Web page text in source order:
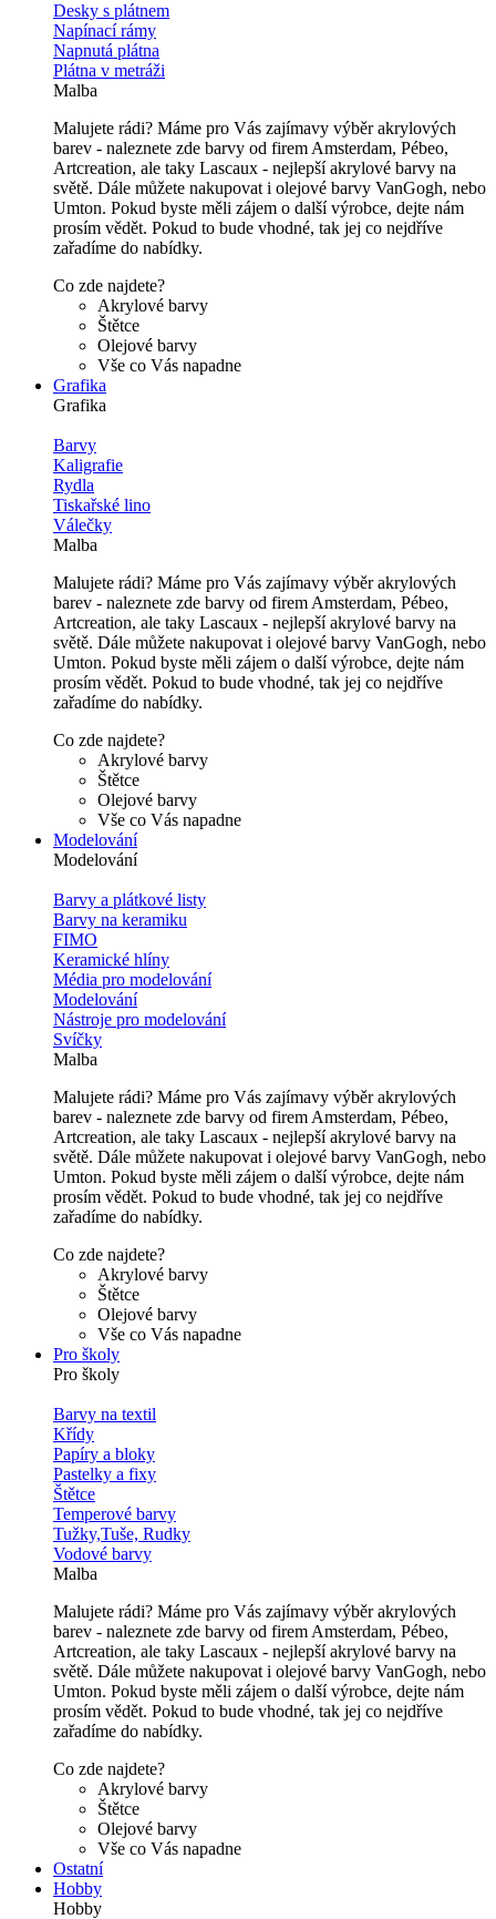
Desky s plátnem
Napínací rámy
Napnutá plátna
Plátna v metráži
Malba
Malujete rádi? Máme pro Vás zajímavy výběr akrylových
barev - naleznete zde barvy od firem Amsterdam, Pébeo,
Artcreation, ale taky Lascaux - nejlepší akrylové barvy na
světě. Dále můžete nakupovat i olejové barvy VanGogh, nebo
Umton. Pokud byste měli zájem o další výrobce, dejte nám
prosím vědět. Pokud to bude vhodné, tak jej co nejdříve
zařadíme do nabídky.
Co zde najdete?
Akrylové barvy
Štětce
Olejové barvy
Vše co Vás napadne
Grafika
Grafika
Barvy
Kaligrafie
Rydla
Tiskařské lino
Válečky
Malba
Malujete rádi? Máme pro Vás zajímavy výběr akrylových
barev - naleznete zde barvy od firem Amsterdam, Pébeo,
Artcreation, ale taky Lascaux - nejlepší akrylové barvy na
světě. Dále můžete nakupovat i olejové barvy VanGogh, nebo
Umton. Pokud byste měli zájem o další výrobce, dejte nám
prosím vědět. Pokud to bude vhodné, tak jej co nejdříve
zařadíme do nabídky.
Co zde najdete?
Akrylové barvy
Štětce
Olejové barvy
Vše co Vás napadne
Modelování
Modelování
Barvy a plátkové listy
Barvy na keramiku
FIMO
Keramické hlíny
Média pro modelování
Modelování
Nástroje pro modelování
Svíčky
Malba
Malujete rádi? Máme pro Vás zajímavy výběr akrylových
barev - naleznete zde barvy od firem Amsterdam, Pébeo,
Artcreation, ale taky Lascaux - nejlepší akrylové barvy na
světě. Dále můžete nakupovat i olejové barvy VanGogh, nebo
Umton. Pokud byste měli zájem o další výrobce, dejte nám
prosím vědět. Pokud to bude vhodné, tak jej co nejdříve
zařadíme do nabídky.
Co zde najdete?
Akrylové barvy
Štětce
Olejové barvy
Vše co Vás napadne
Pro školy
Pro školy
Barvy na textil
Křídy
Papíry a bloky
Pastelky a fixy
Štětce
Temperové barvy
Tužky,Tuše, Rudky
Vodové barvy
Malba
Malujete rádi? Máme pro Vás zajímavy výběr akrylových
barev - naleznete zde barvy od firem Amsterdam, Pébeo,
Artcreation, ale taky Lascaux - nejlepší akrylové barvy na
světě. Dále můžete nakupovat i olejové barvy VanGogh, nebo
Umton. Pokud byste měli zájem o další výrobce, dejte nám
prosím vědět. Pokud to bude vhodné, tak jej co nejdříve
zařadíme do nabídky.
Co zde najdete?
Akrylové barvy
Štětce
Olejové barvy
Vše co Vás napadne
Ostatní
Hobby
Hobby